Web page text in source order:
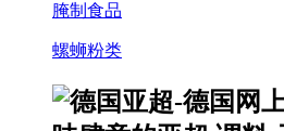
腌制食品
螺蛳粉类